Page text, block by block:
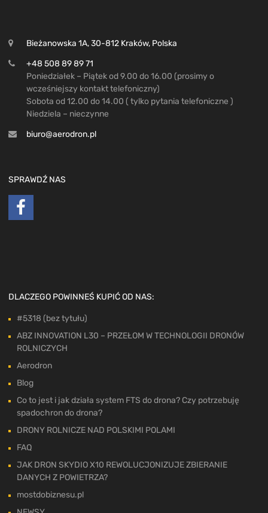
Bieżanowska 1A, 30-812 Kraków, Polska
+48 508 89 89 71
Poniedziałek – Piątek od 9.00 do 16.00 (prosimy o
wcześniejszy kontakt telefoniczny)
Sobota od 12.00 do 14.00 ( tylko pytania telefoniczne )
Niedziela – nieczynne
biuro@aerodron.pl
SPRAWDŹ NAS
DLACZEGO POWINNEŚ KUPIĆ OD NAS:
#5318 (bez tytułu)
ABZ INNOVATION L30 – PRZEŁOM W TECHNOLOGII DRONÓW
ROLNICZYCH
Aerodron
Blog
Co to jest i jak działa system FTS do drona? Czy potrzebuję
spadochron do drona?
DRONY ROLNICZE NAD POLSKIMI POLAMI
FAQ
JAK DRON SKYDIO X10 REWOLUCJONIZUJE ZBIERANIE
DANYCH Z POWIETRZA?
mostdobiznesu.pl